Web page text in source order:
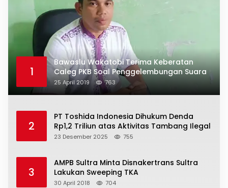
1
Bawaslu Wakatobi Terima Keberatan
Caleg PKB Soal Penggelembungan Suara
25 April 2019 763
2
PT Toshida Indonesia Dihukum Denda
Rp1,2 Triliun atas Aktivitas Tambang Ilegal
23 Desember 2025 755
3
AMPB Sultra Minta Disnakertrans Sultra
Lakukan Sweeping TKA
30 April 2018 704